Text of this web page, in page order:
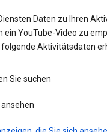
Daten zu Ihren
ein YouTube-Video zu
Aktivitätsdaten
Sie suchen